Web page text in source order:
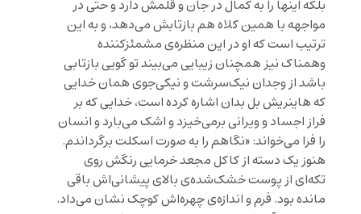
بلکه اینها را به کمال در جان و قلمش دارد و حتی در
مواجهه با همین کلاه هم بازتابش می‌دهد، و به این
ترتیب است که او در این منظره‌ی مشمئزکننده
وهمناک نیز همچنان زیبایی می‌بیند تو گویی بازتابی
باشد از وجدان نیک‌سرشت و نیکی‌جوی همان خدایی
که هاینریش بل بدان اشاره کرده است، خدایی که بر
فراز اجساد و ویرانی برمی‌خیزد و اشک می‌بارد و انسان
را فرا می‌خواند: «نگاهم را به صورت اسکلت برگرداندم.
هنوز یک دسته از کاکل مجعد خرمایی رنگش روی
تکه‌ای از پوست خشک‌شده‌ی بالای پیشانی‌اش باقی
مانده بود. فرم و اندازه‌ی چهره‌اش کوچک نشان می‌داد.